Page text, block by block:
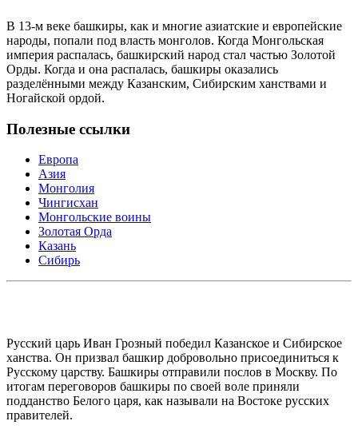
В 13-м веке башкиры, как и многие азиатские и европейские
народы, попали под власть монголов. Когда Монгольская
империя распалась, башкирский народ стал частью Золотой
Орды. Когда и она распалась, башкиры оказались
разделёнными между Казанским, Сибирским ханствами и
Ногайской ордой.
Полезные ссылки
Европа
Азия
Монголия
Чингисхан
Монгольские воины
Золотая Орда
Казань
Сибирь
Русский царь Иван Грозный победил Казанское и Сибирское
ханства. Он призвал башкир добровольно присоединиться к
Русскому царству. Башкиры отправили послов в Москву. По
итогам переговоров башкиры по своей воле приняли
подданство Белого царя, как называли на Востоке русских
правителей.